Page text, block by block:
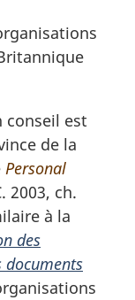
conseil est
de la
Personal
2003, ch.
à la
des
documents